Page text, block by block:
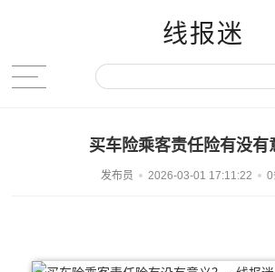
线报迷
买车险乘客责任险有没有
发布员 2026-03-01 17:11:22 0